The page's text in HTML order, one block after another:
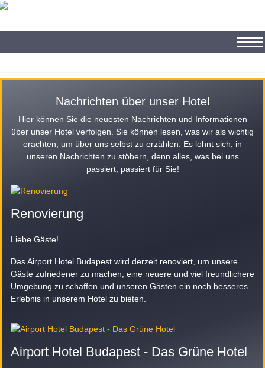
Ungarisch
Englisch
Nachrichten über unser Hotel
Hier können Sie die neuesten Nachrichten und Informationen
über unser Hotel verfolgen. Sie können lesen, was wir als wichtig
erachten, um über uns selbst zu erzählen. Es lohnt sich, in
unseren Nachrichten zu stöbern, denn alles, was bei uns
passiert, passiert für Sie!
Renovierung
Liebe Gäste!
Das Airport Hotel Budapest wird derzeit renoviert, um unsere
Gäste zufriedener zu machen, eine neuere und viel freundlichere
Umgebung zu schaffen und unseren Gästen ein noch besseres
Erlebnis in unserem Hotel zu bieten.
Airport Hotel Budapest - Das Grüne Hotel